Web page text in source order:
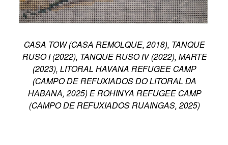
CASA TOW(CASA REMOLQUE, 2018), TANQUE
RUSO I(2022), TANQUE RUSO IV(2022), MARTE
(2023), LITORAL HAVANA REFUGEE CAMP
(CAMPO DE REFUXIADOS DO LITORAL DA
HABANA, 2025) E ROHINYA REFUGEE CAMP
(CAMPO DE REFUXIADOS RUAINGAS, 2025)